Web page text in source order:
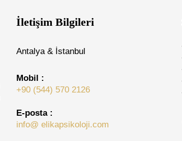
İletişim Bilgileri
Antalya & İstanbul
Mobil :
+90 (544) 570 2126
E-posta :
info@ elikapsikoloji.com